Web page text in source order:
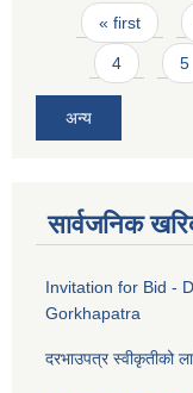
Pages
« first
4 5
अन्य
सार्वजनिक
Invitation for Bid -
Gorkhapatra
दरभाउपत्र स्वीकृतीको